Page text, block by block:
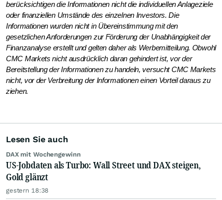
berücksichtigen die Informationen nicht die individuellen Anlageziele
oder finanziellen Umstände des einzelnen Investors. Die
Informationen wurden nicht in Übereinstimmung mit den
gesetzlichen Anforderungen zur Förderung der Unabhängigkeit der
Finanzanalyse erstellt und gelten daher als Werbemitteilung. Obwohl
CMC Markets nicht ausdrücklich daran gehindert ist, vor der
Bereitstellung der Informationen zu handeln, versucht CMC Markets
nicht, vor der Verbreitung der Informationen einen Vorteil daraus zu
ziehen.
Lesen Sie auch
DAX mit Wochengewinn
US-Jobdaten als Turbo: Wall Street und DAX steigen,
Gold glänzt
gestern 18:38